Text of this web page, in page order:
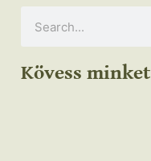
Kövess minket